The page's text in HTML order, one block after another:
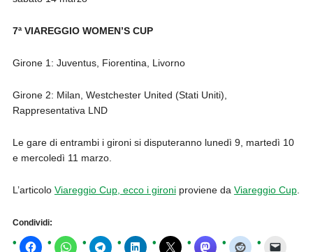
7ª VIAREGGIO WOMEN’S CUP
Girone 1: Juventus, Fiorentina, Livorno
Girone 2: Milan, Westchester United (Stati Uniti),
Rappresentativa LND
Le gare di entrambi i gironi si disputeranno lunedì 9, martedì 10
e mercoledì 11 marzo.
L’articolo Viareggio Cup, ecco i gironiproviene da Viareggio Cup.
Condividi: